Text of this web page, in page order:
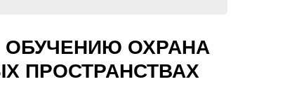
ОБУЧЕНИЮ ОХРАНА
ПРОСТРАНСТВАХ